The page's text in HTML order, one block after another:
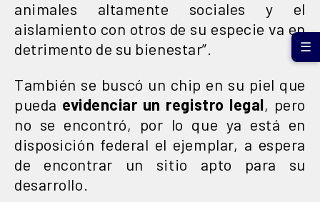
animales altamente sociales y el
aislamiento con otros de su especie va en
detrimento de su bienestar”.
También se buscó un chip en su piel que
pueda evidenciar un registro legal, pero
no se encontró, por lo que ya está en
disposición federal el ejemplar, a espera
de encontrar un sitio apto para su
desarrollo.
☰